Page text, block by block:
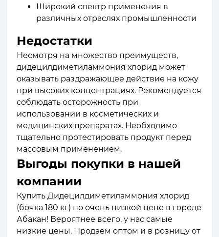
Широкий спектр применения в
различных отраслях промышленности
Недостатки
Несмотря на множество преимуществ,
дидецилдиметиламмония хлорид может
оказывать раздражающее действие на кожу
при высоких концентрациях. Рекомендуется
соблюдать осторожность при
использовании в косметических и
медицинских препаратах. Необходимо
тщательно протестировать продукт перед
массовым применением.
Выгоды покупки в нашей
компании
Купить Дидецилдиметиламмония хлорид
(бочка 180 кг) по очень низкой цене в городе
Абакан! Вероятнее всего, у нас самые
низкие цены. Продаем оптом и в розницу от